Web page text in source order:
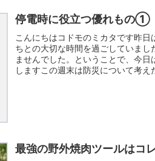
停電時に役立つ優れもの①
こんにちはコドモのミカタです昨日
ちとの大切な時間を過ごしていまし
ませんでした。ということで、今
しますこの週末は防災について考え
最強の野外焼肉ツールはコ